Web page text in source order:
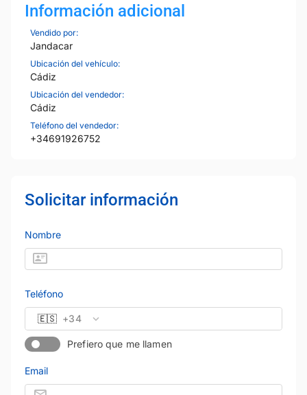
Información adicional
Vendido por:
Jandacar
Ubicación del vehículo:
Cádiz
Ubicación del vendedor:
Cádiz
Teléfono del vendedor:
+34691926752
Solicitar información
Nombre
Teléfono
🇪🇸 +34
Prefiero que me llamen
Email